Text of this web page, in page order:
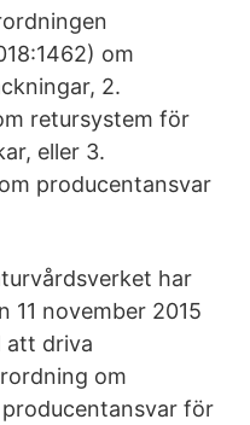
om
2.
retursystem för
eller 3.
producentansvar
har
11 november 2015
att driva
om
för